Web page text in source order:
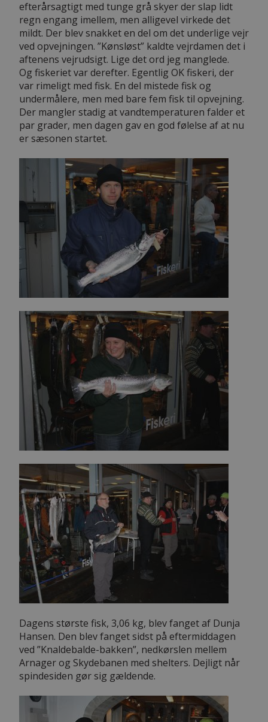
efterårsagtigt med tunge grå skyer der slap lidt
regn engang imellem, men alligevel virkede det
mildt. Der blev snakket en del om det underlige vejr
ved opvejningen. ”Kønsløst” kaldte vejrdamen det i
aftenens vejrudsigt. Lige det ord jeg manglede.
Og fiskeriet var derefter. Egentlig OK fiskeri, der
var rimeligt med fisk. En del mistede fisk og
undermålere, men med bare fem fisk til opvejning.
Der mangler stadig at vandtemperaturen falder et
par grader, men dagen gav en god følelse af at nu
er sæsonen startet.
Dagens største fisk, 3,06 kg, blev fanget af Dunja
Hansen. Den blev fanget sidst på eftermiddagen
ved ”Knaldebalde-bakken”, nedkørslen mellem
Arnager og Skydebanen med shelters. Dejligt når
spindesiden gør sig gældende.